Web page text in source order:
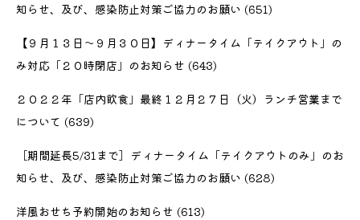
知らせ、及び、感染防止対策ご協力のお願い (651)
【９月１３日〜９月３０日】ディナータイム「テイクアウト」の
み対応「２０時閉店」のお知らせ (643)
２０２２年「店内飲食」最終１２月２７日（火）ランチ営業まで
について (639)
［期間延長5/31まで］ディナータイム「テイクアウトのみ」のお
知らせ、及び、感染防止対策ご協力のお願い (628)
洋風おせち予約開始のお知らせ (613)